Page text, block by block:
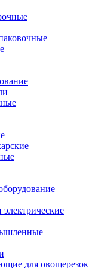
для овощерезок